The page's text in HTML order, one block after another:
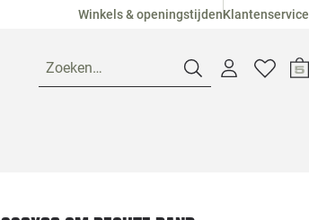
Winkels & openingstijdenKlantenservice
Zoeken…